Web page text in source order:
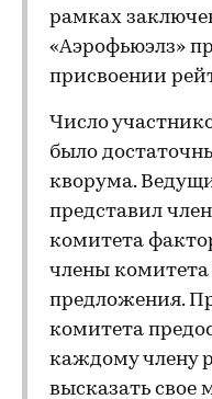
рамках
«Аэрофьюэлз»
присвоении
Число
было
кворума.
представил
комитета
члены
предложения.
комитета
каждому члену
высказать свое